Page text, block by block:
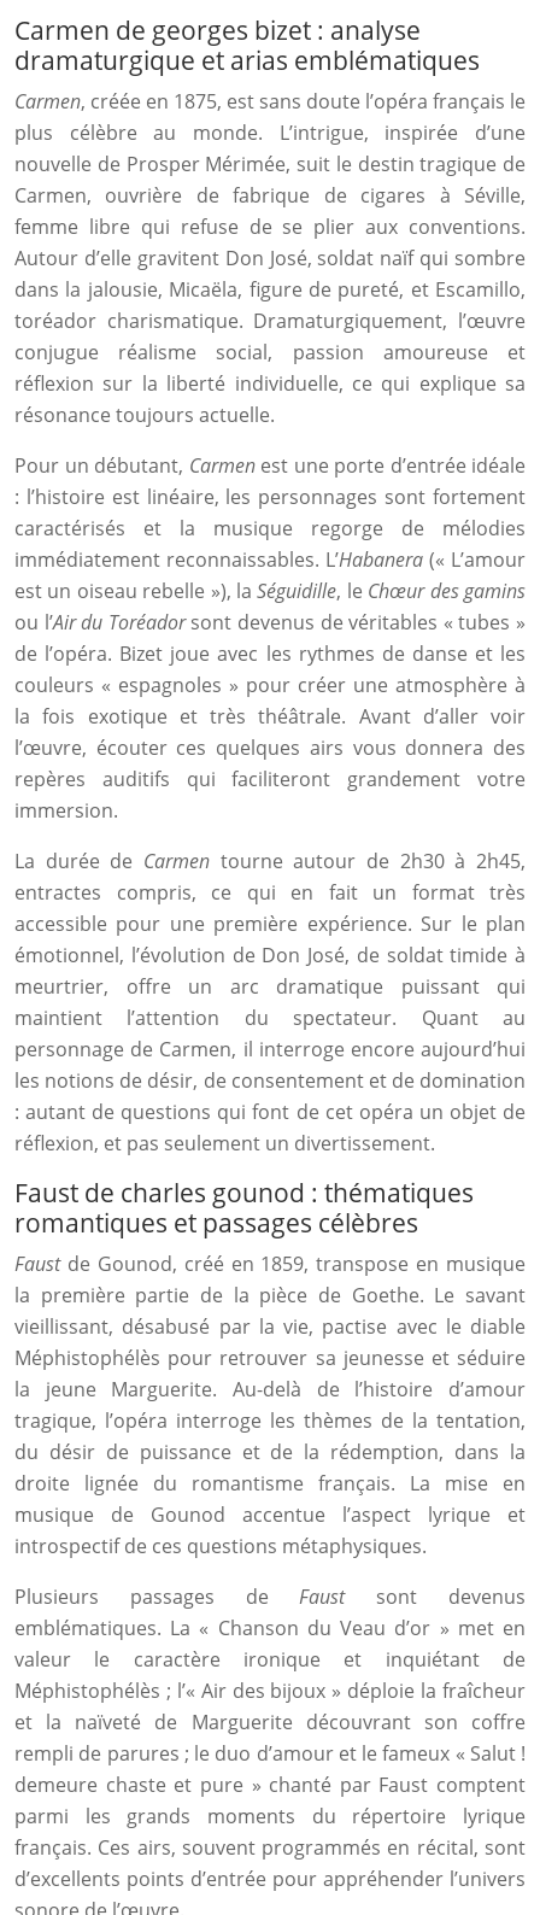
Carmen de georges bizet : analyse
dramaturgique et arias emblématiques
Carmen, créée en 1875, est sans doute l’opéra français le
plus célèbre au monde. L’intrigue, inspirée d’une
nouvelle de Prosper Mérimée, suit le destin tragique de
Carmen, ouvrière de fabrique de cigares à Séville,
femme libre qui refuse de se plier aux conventions.
Autour d’elle gravitent Don José, soldat naïf qui sombre
dans la jalousie, Micaëla, figure de pureté, et Escamillo,
toréador charismatique. Dramaturgiquement, l’œuvre
conjugue réalisme social, passion amoureuse et
réflexion sur la liberté individuelle, ce qui explique sa
résonance toujours actuelle.
Pour un débutant, Carmenest une porte d’entrée idéale
: l’histoire est linéaire, les personnages sont fortement
caractérisés et la musique regorge de mélodies
immédiatement reconnaissables. L’Habanera (« L’amour
est un oiseau rebelle »), laSéguidille, le Chœur des gamins
ou l’Air du Toréadorsont devenus de véritables « tubes »
de l’opéra. Bizet joue avec les rythmes de danse et les
couleurs « espagnoles » pour créer une atmosphère à
la fois exotique et très théâtrale. Avant d’aller voir
l’œuvre, écouter ces quelques airs vous donnera des
repères auditifs qui faciliteront grandement votre
immersion.
La durée de Carmen tourne autour de 2h30 à 2h45,
entractes compris, ce qui en fait un format très
accessible pour une première expérience. Sur le plan
émotionnel, l’évolution de Don José, de soldat timide à
meurtrier, offre un arc dramatique puissant qui
maintient l’attention du spectateur. Quant au
personnage de Carmen, il interroge encore aujourd’hui
les notions de désir, de consentement et de domination
: autant de questions qui font de cet opéra un objet de
réflexion, et pas seulement un divertissement.
Faust de charles gounod : thématiques
romantiques et passages célèbres
Faustde Gounod, créé en 1859, transpose en musique
la première partie de la pièce de Goethe. Le savant
vieillissant, désabusé par la vie, pactise avec le diable
Méphistophélès pour retrouver sa jeunesse et séduire
la jeune Marguerite. Au-delà de l’histoire d’amour
tragique, l’opéra interroge les thèmes de la tentation,
du désir de puissance et de la rédemption, dans la
droite lignée du romantisme français. La mise en
musique de Gounod accentue l’aspect lyrique et
introspectif de ces questions métaphysiques.
Plusieurs passages deFaustsont devenus
emblématiques. La « Chanson du Veau d’or » met en
valeur le caractère ironique et inquiétant de
Méphistophélès ; l’« Air des bijoux » déploie la fraîcheur
et la naïveté de Marguerite découvrant son coffre
rempli de parures ; le duo d’amour et le fameux « Salut !
demeure chaste et pure » chanté par Faust comptent
parmi les grands moments du répertoire lyrique
français. Ces airs, souvent programmés en récital, sont
d’excellents points d’entrée pour appréhender l’univers